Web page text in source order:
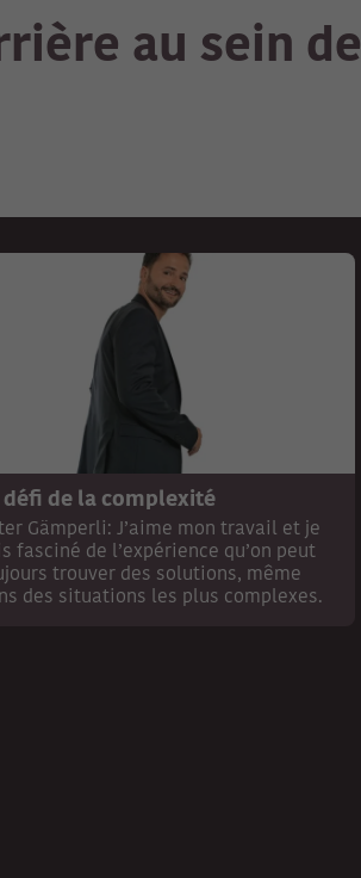
au sein de
défi de la complexité
Gämperli: J’aime mon travail et je
fasciné de l’expérience qu’on peut
trouver des solutions, même
des situations les plus complexes.